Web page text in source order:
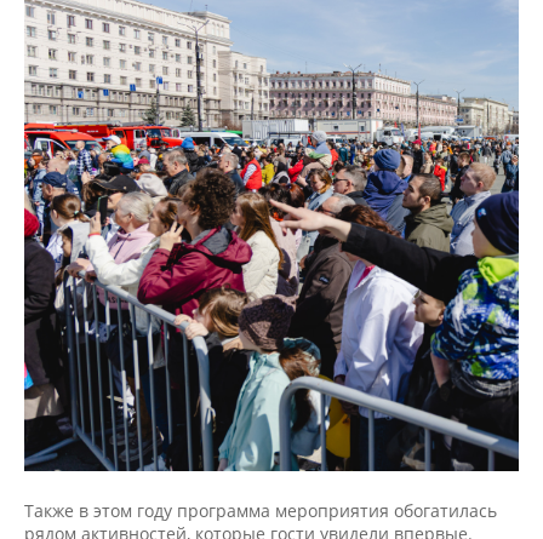
Также в этом году программа мероприятия обогатилась
рядом активностей, которые гости увидели впервые.